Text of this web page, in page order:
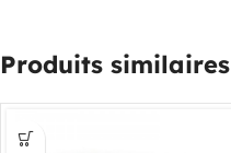
Produits similaires